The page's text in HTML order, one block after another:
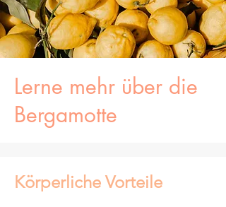
Lerne mehr über die
Bergamotte
Körperliche Vorteile